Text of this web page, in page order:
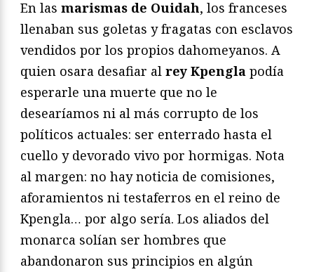
En las marismas de Ouidah, los franceses
llenaban sus goletas y fragatas con esclavos
vendidos por los propios dahomeyanos. A
quien osara desafiar al rey Kpengla podía
esperarle una muerte que no le
desearíamos ni al más corrupto de los
políticos actuales: ser enterrado hasta el
cuello y devorado vivo por hormigas. Nota
al margen: no hay noticia de comisiones,
aforamientos ni testaferros en el reino de
Kpengla… por algo sería. Los aliados del
monarca solían ser hombres que
abandonaron sus principios en algún